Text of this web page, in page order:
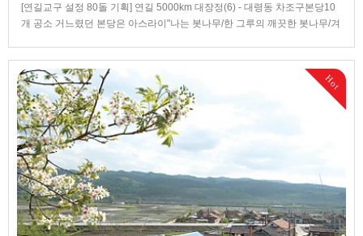
[연길교구 설정 80돌 기획] 연길 5000km 대장정(6) - 대령동 차조구본당10
개 공소 거느렸던 본당은 아스라이"나는 봇나무/한 그루의 깨끗한 봇나무/겨
('자작나무'의 북녘 사투리)가 장관을 이룬다. 백두를 껴…
Hot